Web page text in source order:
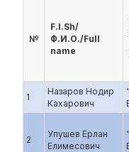
№
F.I.Sh/
Ф.И.О./Full
name
1
Назаров Нодир
Кахарович
2
Упушев Ерлан
Елимесович